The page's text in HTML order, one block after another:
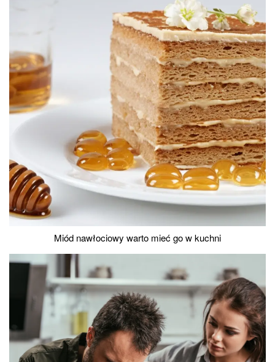
Miód nawłociowy warto mieć go w kuchni